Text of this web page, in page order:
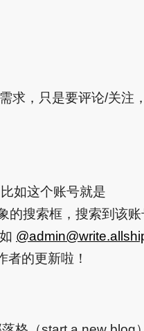
求，只是要评论/关注
如这个账号就是
的搜索框，搜索到该
@
的更新啦！